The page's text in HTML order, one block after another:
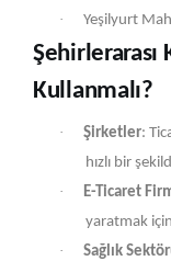
·
Yeşilyurt
Kullanmalı?
· Şirketler:
hızlı bir
·
E-Ticaret
yaratmak
·
Sağlık